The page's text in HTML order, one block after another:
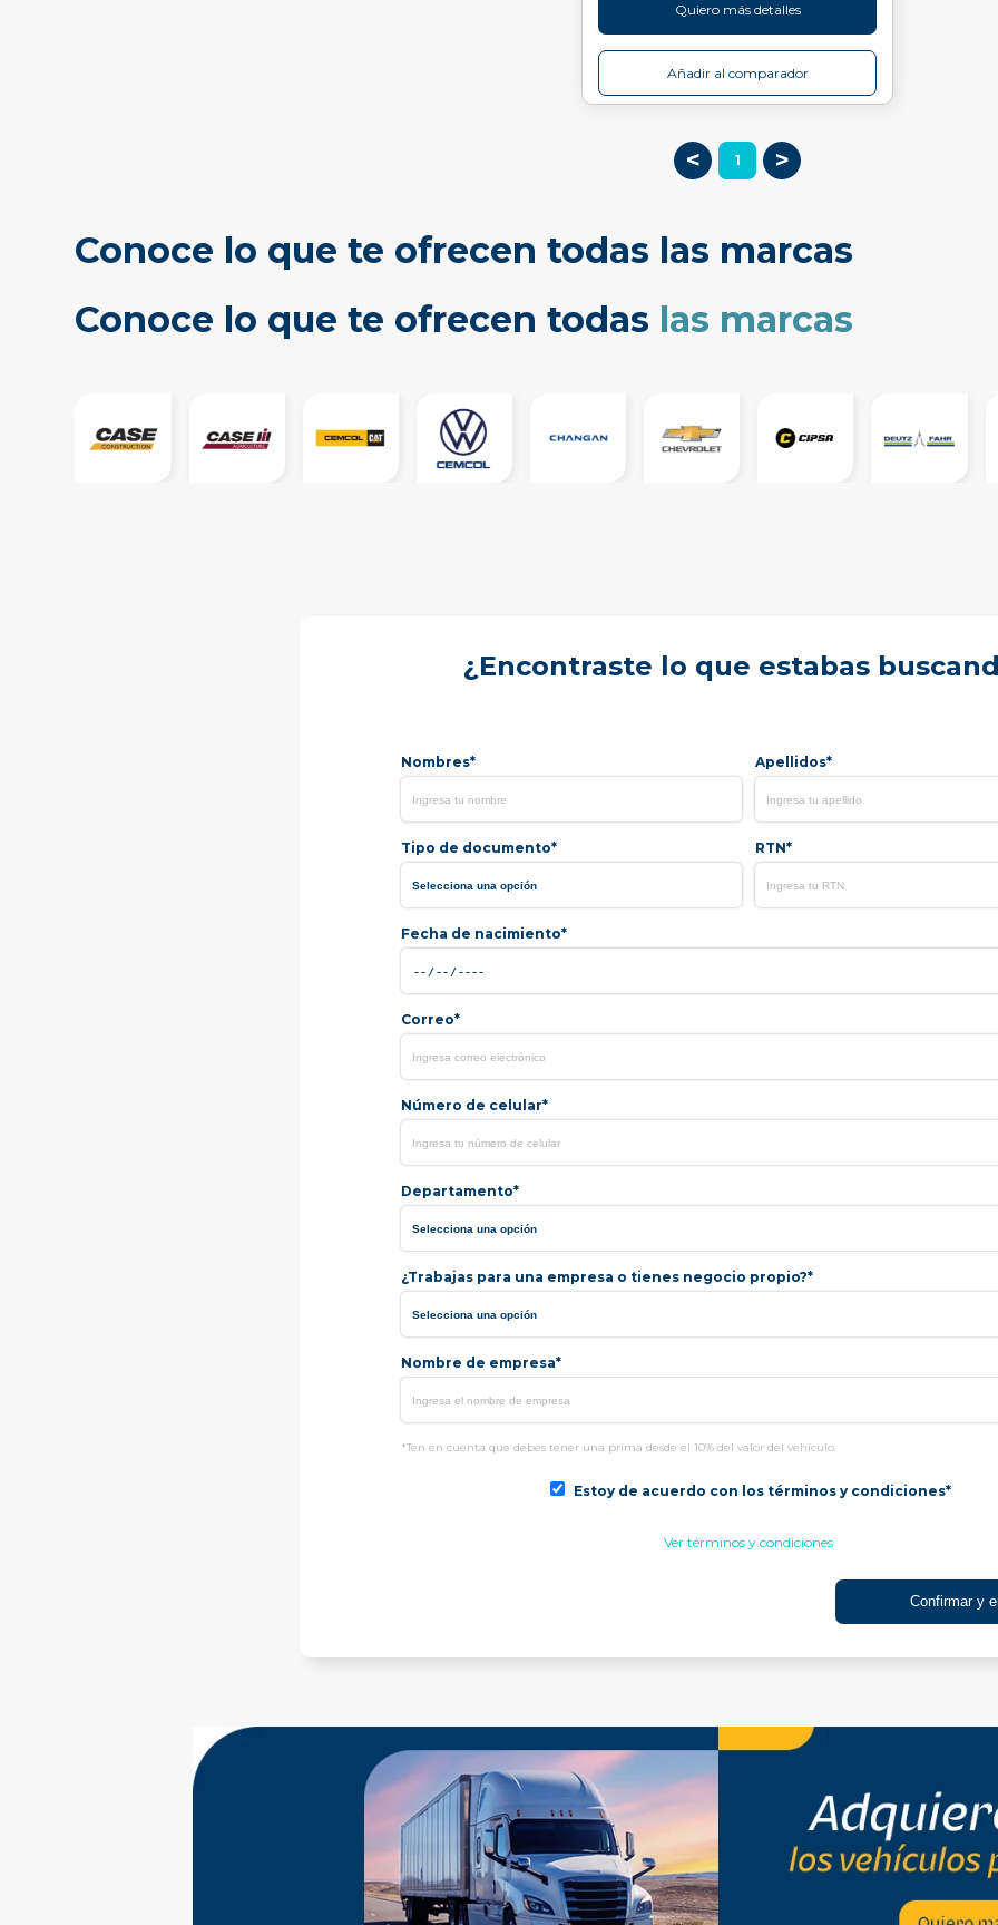
Quiero más detalles
Añadir al comparador
< 1 >
Conoce lo que te ofrecen todas las marcas
Conoce lo que te ofrecen todas las marcas
¿Encontraste lo que estabas
Nombres* Apellidos*
Tipo de documento* RTN*
Fecha de nacimiento*
Correo*
Número de celular*
Departamento*
¿Trabajas para una empresa o tienes negocio propio?*
Nombre de empresa*
*Ten en cuenta que debes tener una prima desde el 10% del valor del vehículo.
Estoy de acuerdo con los términos y condiciones*
Ver términos y condiciones